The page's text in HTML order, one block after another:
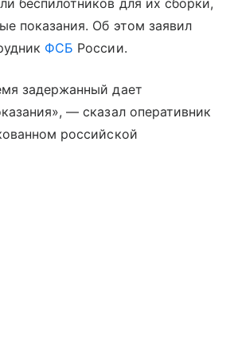
беспилотников для их сборки,
показания. Об этом заявил
ФСБ России.
задержанный дает
— сказал оперативник
российской